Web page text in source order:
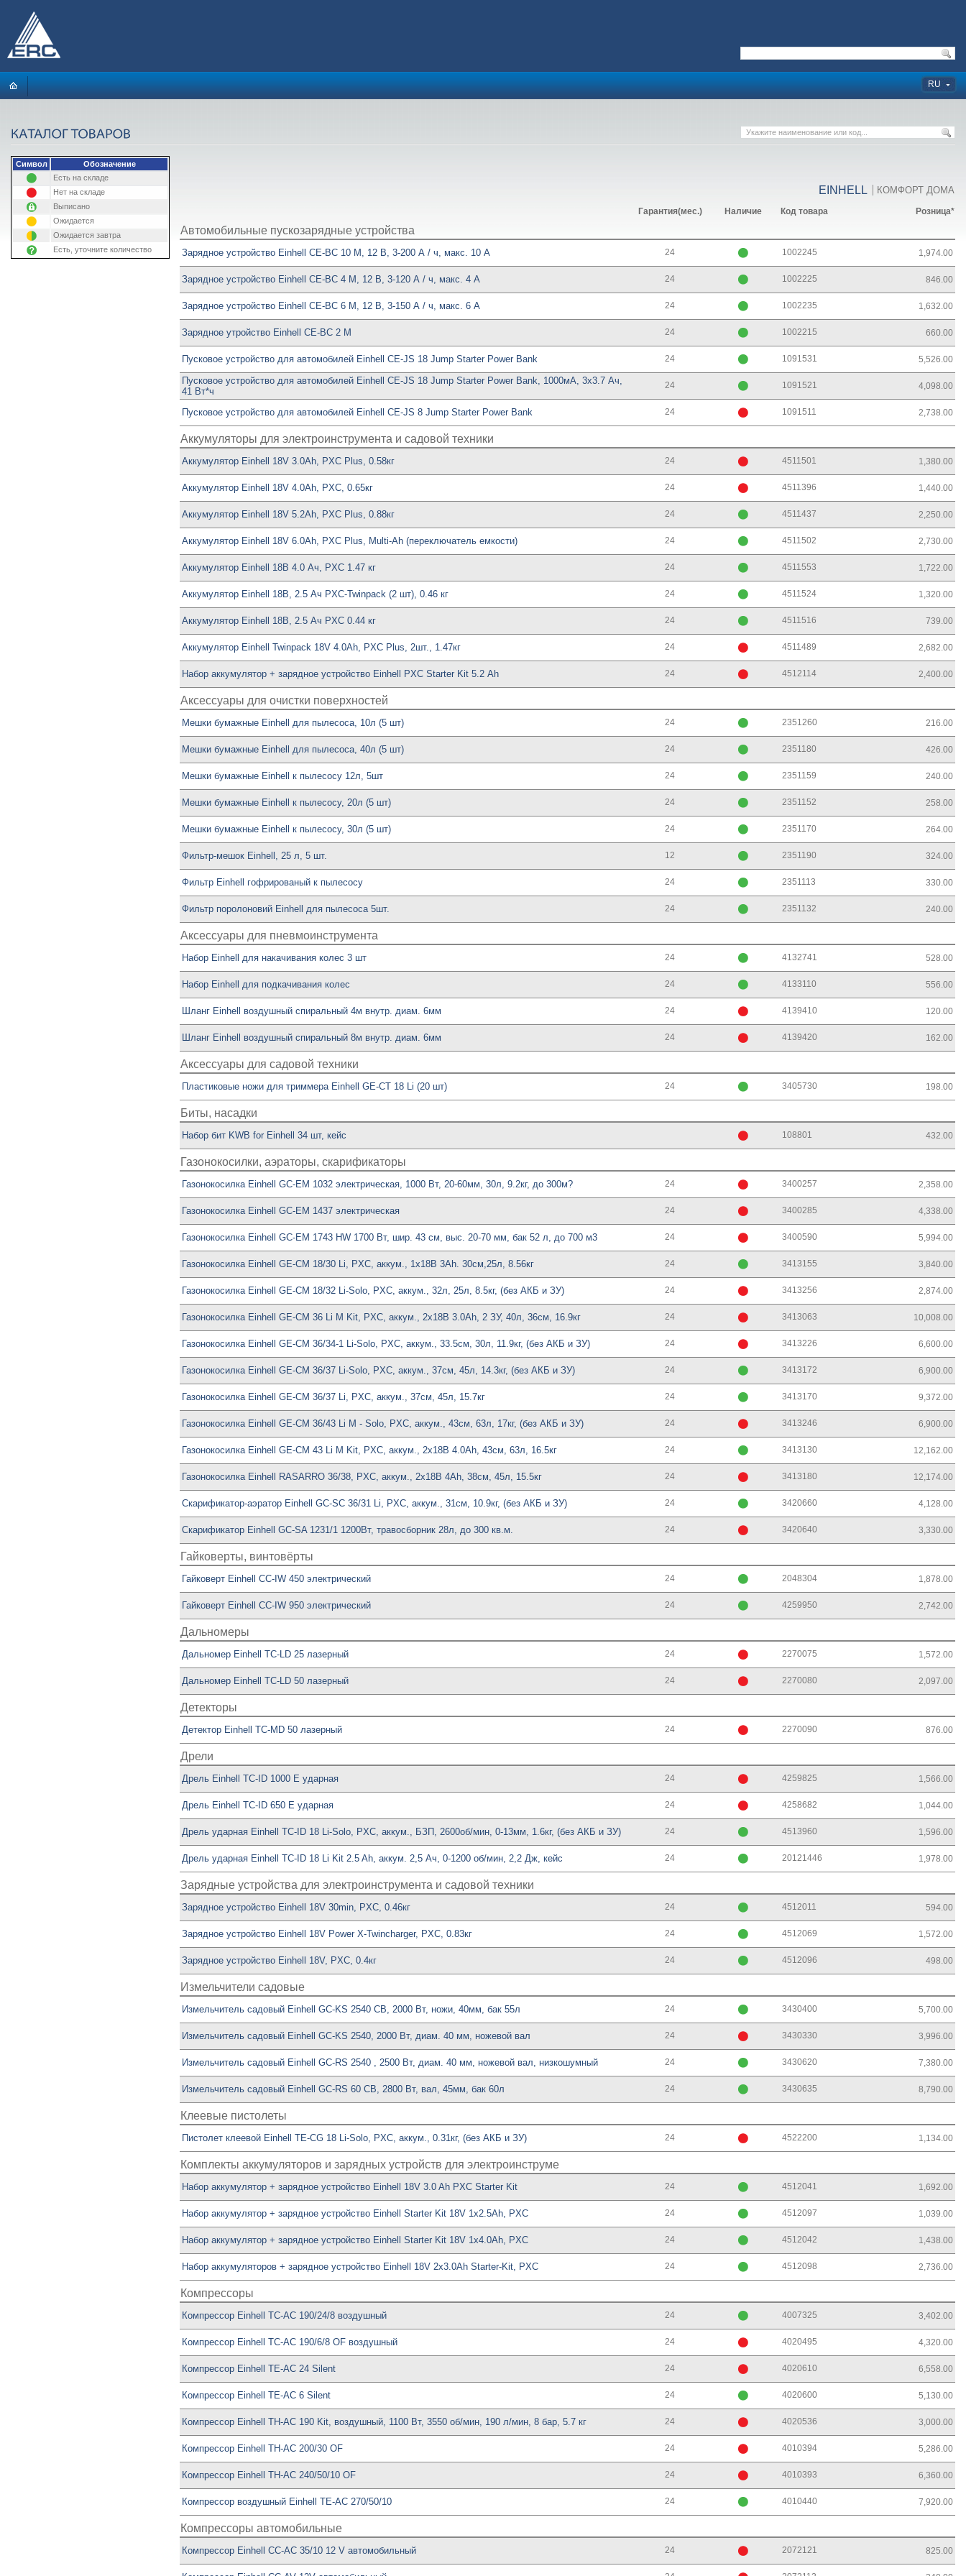
RU
Символ
Обозначение
Есть на складе
Нет на складе
Выписано
Ожидается
Ожидается завтра
Есть, уточните количество
КОМФОРТ ДОМА
EINHELL
Гарантия(мес.) Наличие Код товара Розница*
Автомобильные пускозарядные устройства
Зарядное устройство Einhell CE-BC 10 M, 12 В, 3-200 А / ч, макс. 10 А 24 1002245 1,974.00
Зарядное устройство Einhell CE-BC 4 M, 12 В, 3-120 А / ч, макс. 4 А 24 1002225 846.00
Зарядное устройство Einhell CE-BC 6 M, 12 В, 3-150 А / ч, макс. 6 А 24 1002235 1,632.00
Зарядное утройство Einhell CE-BC 2 M 24 1002215 660.00
Пусковое устройство для автомобилей Einhell CE-JS 18 Jump Starter Power Bank 24 1091531 5,526.00
Пусковое устройство для автомобилей Einhell CE-JS 18 Jump Starter Power Bank, 1000мА, 3x3.7 Ач,
41 Вт*ч
24 1091521 4,098.00
Пусковое устройство для автомобилей Einhell CE-JS 8 Jump Starter Power Bank 24 1091511 2,738.00
Аккумуляторы для электроинструмента и садовой техники
Аккумулятор Einhell 18V 3.0Ah, PXC Plus, 0.58кг 24 4511501 1,380.00
Аккумулятор Einhell 18V 4.0Ah, PXC, 0.65кг 24 4511396 1,440.00
Аккумулятор Einhell 18V 5.2Ah, PXC Plus, 0.88кг 24 4511437 2,250.00
Аккумулятор Einhell 18V 6.0Ah, PXC Plus, Multi-Ah (переключатель емкости) 24 4511502 2,730.00
Аккумулятор Einhell 18В 4.0 Ач, PXC 1.47 кг 24 4511553 1,722.00
Аккумулятор Einhell 18В, 2.5 Ач PXC-Twinpack (2 шт), 0.46 кг 24 4511524 1,320.00
Аккумулятор Einhell 18В, 2.5 Ач PXC 0.44 кг 24 4511516 739.00
Аккумулятор Einhell Twinpack 18V 4.0Ah, PXC Plus, 2шт., 1.47кг 24 4511489 2,682.00
Набор аккумулятор + зарядное устройство Einhell PXC Starter Kit 5.2 Аh 24 4512114 2,400.00
Аксессуары для очистки поверхностей
Мешки бумажные Einhell для пылесоса, 10л (5 шт) 24 2351260 216.00
Мешки бумажные Einhell для пылесоса, 40л (5 шт) 24 2351180 426.00
Мешки бумажные Einhell к пылесосу 12л, 5шт 24 2351159 240.00
Мешки бумажные Einhell к пылесосу, 20л (5 шт) 24 2351152 258.00
Мешки бумажные Einhell к пылесосу, 30л (5 шт) 24 2351170 264.00
Фильтр-мешок Einhell, 25 л, 5 шт. 12 2351190 324.00
Фильтр Einhell гофрированый к пылесосу 24 2351113 330.00
Фильтр поролоновий Einhell для пылесоса 5шт. 24 2351132 240.00
Аксессуары для пневмоинструмента
Набор Einhell для накачивания колес 3 шт 24 4132741 528.00
Набор Einhell для подкачивания колес 24 4133110 556.00
Шланг Einhell воздушный спиральный 4м внутр. диам. 6мм 24 4139410 120.00
Шланг Einhell воздушный спиральный 8м внутр. диам. 6мм 24 4139420 162.00
Аксессуары для садовой техники
Пластиковые ножи для триммера Einhell GE-CT 18 Li (20 шт) 24 3405730 198.00
Биты, насадки
Набор бит KWB for Einhell 34 шт, кейс 108801 432.00
Газонокосилки, аэраторы, скарификаторы
Газонокосилка Einhell GC-EM 1032 электрическая, 1000 Вт, 20-60мм, 30л, 9.2кг, до 300м? 24 3400257 2,358.00
Газонокосилка Einhell GC-EM 1437 электрическая 24 3400285 4,338.00
Газонокосилка Einhell GC-EM 1743 HW 1700 Вт, шир. 43 см, выс. 20-70 мм, бак 52 л, до 700 м3 24 3400590 5,994.00
Газонокосилка Einhell GE-CM 18/30 Li, PXC, аккум., 1x18В 3Ah. 30см,25л, 8.56кг 24 3413155 3,840.00
Газонокосилка Einhell GE-CM 18/32 Li-Solo, PXC, аккум., 32л, 25л, 8.5кг, (без АКБ и ЗУ) 24 3413256 2,874.00
Газонокосилка Einhell GE-CM 36 Li M Kit, PXC, аккум., 2x18В 3.0Ah, 2 ЗУ, 40л, 36см, 16.9кг 24 3413063 10,008.00
Газонокосилка Einhell GE-CM 36/34-1 Li-Solo, PXC, аккум., 33.5см, 30л, 11.9кг, (без АКБ и ЗУ) 24 3413226 6,600.00
Газонокосилка Einhell GE-CM 36/37 Li-Solo, PXC, аккум., 37см, 45л, 14.3кг, (без АКБ и ЗУ) 24 3413172 6,900.00
Газонокосилка Einhell GE-CM 36/37 Li, PXC, аккум., 37см, 45л, 15.7кг 24 3413170 9,372.00
Газонокосилка Einhell GE-CM 36/43 Li M - Solo, PXC, аккум., 43см, 63л, 17кг, (без АКБ и ЗУ) 24 3413246 6,900.00
Газонокосилка Einhell GE-CM 43 Li M Kit, PXC, аккум., 2x18В 4.0Ah, 43см, 63л, 16.5кг 24 3413130 12,162.00
Газонокосилка Einhell RASARRO 36/38, PXC, аккум., 2x18В 4Ah, 38см, 45л, 15.5кг 24 3413180 12,174.00
Скарификатор-аэратор Einhell GC-SC 36/31 Li, PXC, аккум., 31см, 10.9кг, (без АКБ и ЗУ) 24 3420660 4,128.00
Скарификатор Einhell GC-SA 1231/1 1200Вт, травосборник 28л, до 300 кв.м. 24 3420640 3,330.00
Гайковерты, винтовёрты
Гайковерт Einhell CC-IW 450 электрический 24 2048304 1,878.00
Гайковерт Einhell CC-IW 950 электрический 24 4259950 2,742.00
Дальномеры
Дальномер Einhell TC-LD 25 лазерный 24 2270075 1,572.00
Дальномер Einhell TC-LD 50 лазерный 24 2270080 2,097.00
Детекторы
Детектор Einhell TC-MD 50 лазерный 24 2270090 876.00
Дрели
Дрель Einhell TC-ID 1000 E ударная 24 4259825 1,566.00
Дрель Einhell TC-ID 650 E ударная 24 4258682 1,044.00
Дрель ударная Einhell TC-ID 18 Li-Solo, PXC, аккум., БЗП, 2600об/мин, 0-13мм, 1.6кг, (без АКБ и ЗУ) 24 4513960 1,596.00
Дрель ударная Einhell TC-ID 18 Li Kit 2.5 Ah, аккум. 2,5 Ач, 0-1200 об/мин, 2,2 Дж, кейс 24 20121446 1,978.00
Зарядные устройства для электроинструмента и садовой техники
Зарядное устройство Einhell 18V 30min, PXC, 0.46кг 24 4512011 594.00
Зарядное устройство Einhell 18V Power X-Twincharger, PXC, 0.83кг 24 4512069 1,572.00
Зарядное устройство Einhell 18V, PXC, 0.4кг 24 4512096 498.00
Измельчители садовые
Измельчитель садовый Einhell GC-KS 2540 CB, 2000 Вт, ножи, 40мм, бак 55л 24 3430400 5,700.00
Измельчитель садовый Einhell GC-KS 2540, 2000 Вт, диам. 40 мм, ножевой вал 24 3430330 3,996.00
Измельчитель садовый Einhell GC-RS 2540 , 2500 Вт, диам. 40 мм, ножевой вал, низкошумный 24 3430620 7,380.00
Измельчитель садовый Einhell GC-RS 60 CB, 2800 Вт, вал, 45мм, бак 60л 24 3430635 8,790.00
Клеевые пистолеты
Пистолет клеевой Einhell TE-CG 18 Li-Solo, PXC, аккум., 0.31кг, (без АКБ и ЗУ) 24 4522200 1,134.00
Комплекты аккумуляторов и зарядных устройств для электроинструме
Набор аккумулятор + зарядное устройство Einhell 18V 3.0 Ah PXC Starter Kit 24 4512041 1,692.00
Набор аккумулятор + зарядное устройство Einhell Starter Kit 18V 1x2.5Ah, PXC 24 4512097 1,039.00
Набор аккумулятор + зарядное устройство Einhell Starter Kit 18V 1х4.0Ah, PXC 24 4512042 1,438.00
Набор аккумуляторов + зарядное устройство Einhell 18V 2x3.0Ah Starter-Kit, PXC 24 4512098 2,736.00
Компрессоры
Компрессор Einhell TC-AC 190/24/8 воздушный 24 4007325 3,402.00
Компрессор Einhell TC-AC 190/6/8 OF воздушный 24 4020495 4,320.00
Компрессор Einhell TE-AC 24 Silent 24 4020610 6,558.00
Компрессор Einhell TE-AC 6 Silent 24 4020600 5,130.00
Компрессор Einhell TH-AC 190 Kit, воздушный, 1100 Вт, 3550 об/мин, 190 л/мин, 8 бар, 5.7 кг 24 4020536 3,000.00
Компрессор Einhell TH-AC 200/30 OF 24 4010394 5,286.00
Компрессор Einhell TH-AC 240/50/10 OF 24 4010393 6,360.00
Компрессор воздушный Einhell TE-AC 270/50/10 24 4010440 7,920.00
Компрессоры автомобильные
Компрессор Einhell CC-AC 35/10 12 V автомобильный 24 2072121 825.00